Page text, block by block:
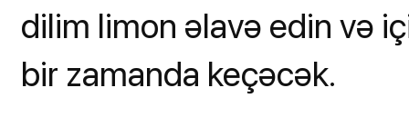
dilim limon əlavə edin və
bir zamanda keçəcək.